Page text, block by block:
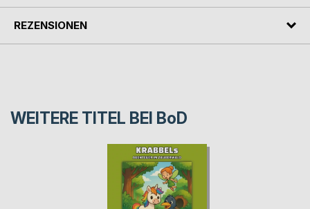
REZENSIONEN
WEITERE TITEL BEI BoD